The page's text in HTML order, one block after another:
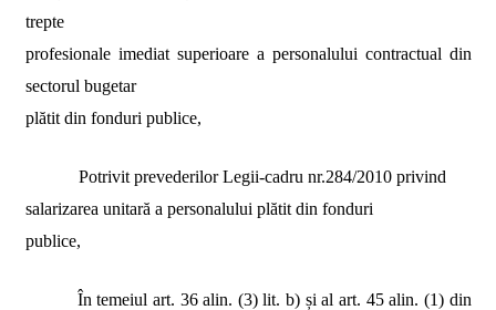
trepte
profesionale imediat superioare a personalului contractual din
sectorul bugetar
plătit din fonduri publice,
Potrivit prevederilor Legii-cadru nr.284/2010 privind
salarizarea unitară a personalului plătit din fonduri
publice,
În temeiul art. 36 alin. (3) lit. b) și al art. 45 alin. (1) din